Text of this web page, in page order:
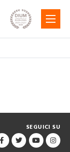
MENU
SEGUICI SU